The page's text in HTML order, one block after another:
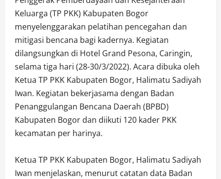
Keluarga (TP PKK) Kabupaten Bogor
menyelenggarakan pelatihan pencegahan dan
mitigasi bencana bagi kadernya. Kegiatan
dilangsungkan di Hotel Grand Pesona, Caringin,
selama tiga hari (28-30/3/2022). Acara dibuka oleh
Ketua TP PKK Kabupaten Bogor, Halimatu Sadiyah
Iwan. Kegiatan bekerjasama dengan Badan
Penanggulangan Bencana Daerah (BPBD)
Kabupaten Bogor dan diikuti 120 kader PKK
kecamatan per harinya.
Ketua TP PKK Kabupaten Bogor, Halimatu Sadiyah
Iwan menjelaskan, menurut catatan data Badan